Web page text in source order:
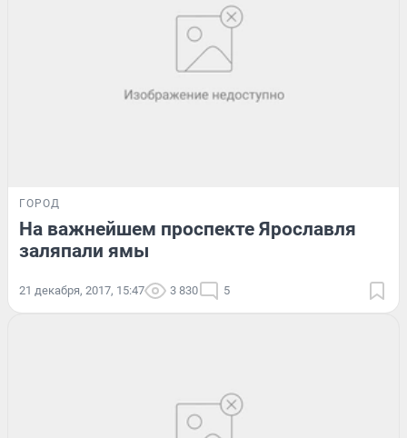
ГОРОД
На важнейшем проспекте Ярославля
заляпали ямы
21 декабря, 2017, 15:47 3 830 5